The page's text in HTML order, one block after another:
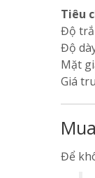
Tiêu
Độ
Độ
Mặt
Giá
Để